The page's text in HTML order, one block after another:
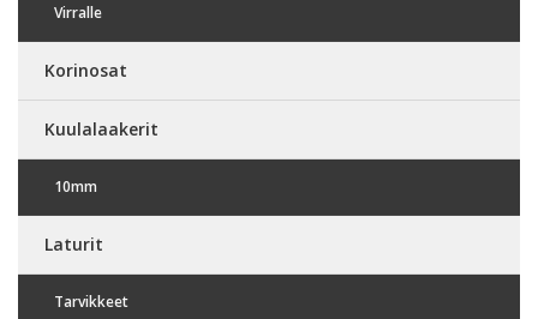
Virralle
Korinosat
Kuulalaakerit
10mm
Laturit
Tarvikkeet